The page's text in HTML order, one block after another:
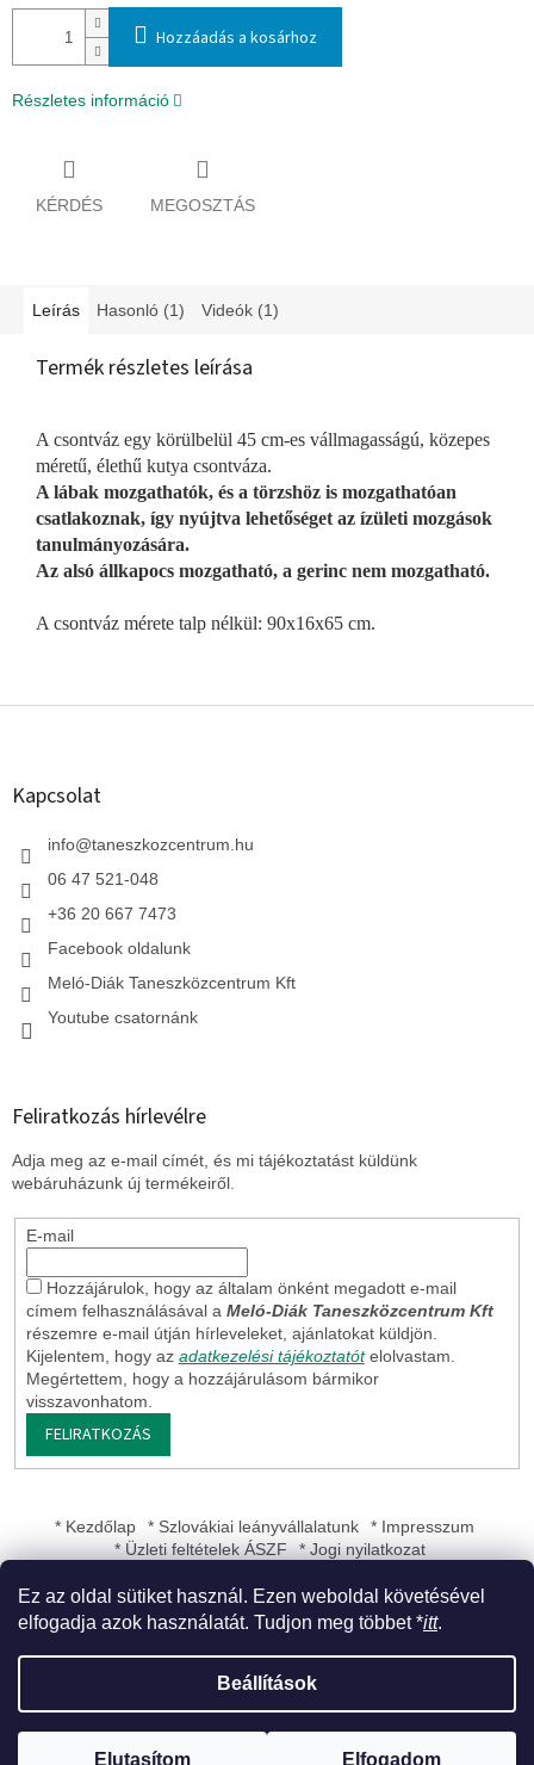
Ez az oldal sütiket használ. Ezen weboldal követésével
elfogadja azok használatát. Tudjon meg többet *itt.
Beállítások
Elutasítom Elfogadom
Hozzáadás a kosárhoz
Részletes információ
KÉRDÉS MEGOSZTÁS
Leírás Hasonló (1) Videók (1)
Termék részletes leírása
A csontváz egy körülbelül 45 cm-es vállmagasságú, közepes
méretű, élethű kutya csontváza.
A lábak mozgathatók, és a törzshöz is mozgathatóan
csatlakoznak, így nyújtva lehetőséget az ízületi mozgások
tanulmányozására.
Az alsó állkapocs mozgatható, a gerinc nem mozgatható.
A csontváz mérete talp nélkül: 90x16x65 cm.
L
Kapcsolat
info@taneszkozcentrum.hu
06 47 521-048
+36 20 667 7473
Facebook oldalunk
Meló-Diák Taneszközcentrum Kft
Youtube csatornánk
Feliratkozás hírlevélre
Adja meg az e-mail címét, és mi tájékoztatást küldünk
webáruházunk új termékeiről.
E-mail
Hozzájárulok, hogy az általam önként megadott e-mail
címem felhasználásával a Meló-Diák Taneszközcentrum Kft
részemre e-mail útján hírleveleket, ajánlatokat küldjön.
Kijelentem, hogy az adatkezelési tájékoztatót elolvastam.
Megértettem, hogy a hozzájárulásom bármikor
visszavonhatom.
FELIRATKOZÁS
* Kezdőlap * Szlovákiai leányvállalatunk
* Impresszum
* Üzleti feltételek ÁSZF
* Jogi nyilatkozat
Meló-Diák Taneszközcentrum Kft